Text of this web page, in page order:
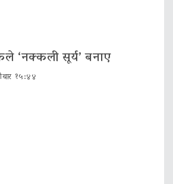
‘नक्कली सूर्य’ बनाए
१५:४४